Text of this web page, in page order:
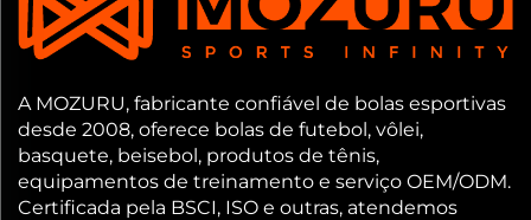
A MOZURU, fabricante confiável de bolas esportivas
desde 2008, oferece bolas de futebol, vôlei,
basquete, beisebol, produtos de tênis,
equipamentos de treinamento e serviço OEM/ODM.
Certificada pela BSCI, ISO e outras, atendemos